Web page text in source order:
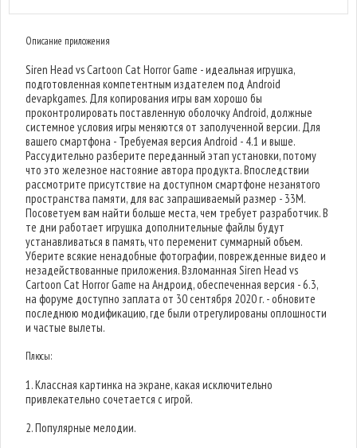
Описание приложения
Siren Head vs Cartoon Cat Horror Game - идеальная игрушка,
подготовленная компетентным издателем под Android
devapkgames. Для копирования игры вам хорошо бы
проконтролировать поставленную оболочку Android, должные
системное условия игры меняются от заполученной версии. Для
вашего смартфона - Требуемая версия Android - 4.1 и выше.
Рассудительно разберите переданный этап установки, потому
что это железное настояние автора продукта. Впоследствии
рассмотрите присутствие на доступном смартфоне незанятого
пространства памяти, для вас запрашиваемый размер - 33M.
Посоветуем вам найти больше места, чем требует разработчик. В
те дни работает игрушка дополнительные файлы будут
устанавливаться в память, что переменит суммарный объем.
Уберите всякие ненадобные фотографии, поврежденные видео и
незадействованные приложения. Взломанная Siren Head vs
Cartoon Cat Horror Game на Андроид, обеспеченная версия - 6.3,
на форуме доступно заплата от 30 сентября 2020 г. - обновите
последнюю модификацию, где были отрегулированы оплошности
и частые вылеты.
Плюсы:
1. Классная картинка на экране, какая исключительно
привлекательно сочетается с игрой.
2. Популярные мелодии.